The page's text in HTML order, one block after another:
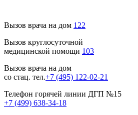
Вызов врача на дом 122
Вызов круглосуточной
медицинской помощи 103
Вызов врача на дом
со стац. тел.+7 (495) 122-02-21
Телефон горячей линии ДГП №15
+7 (499) 638-34-18